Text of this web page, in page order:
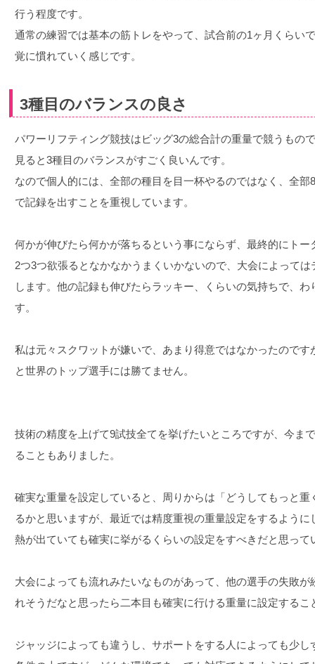
行う程度です。
通常の練習では基本の筋トレをやって、試合前の1ヶ月くらい
覚に慣れていく感じです。
3種目のバランスの良さ
パワーリフティング競技はビッグ3の総合計の重量で競うもの
見ると3種目のバランスがすごく良いんです。
なので個人的には、全部の種目を目一杯やるのではなく、全
で記録を出すことを重視しています。
何かが伸びたら何かが落ちるという事にならず、最終的にト
2つ3つ欲張るとなかなかうまくいかないので、大会によって
します。他の記録も伸びたらラッキー、くらいの気持ちで、
す。
私は元々スクワットが嫌いで、あまり得意ではなかったので
と世界のトップ選手には勝てません。
技術の精度を上げて9試技全てを挙げたいところですが、今ま
ることもありました。
確実な重量を設定していると、周りからは「どうしてもっと
るかと思いますが、最近では精度重視の重量設定をするよう
熱が出ていても確実に挙がるくらいの設定をすべきだと思って
大会によっても流れみたいなものがあって、他の選手の失敗
れそうだなと思ったら二本目も確実に行ける重量に設定するこ
ジャッジによっても違うし、サポートをする人によっても少